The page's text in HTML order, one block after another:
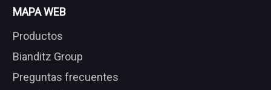
MAPA WEB
Productos
Bianditz Group
Preguntas frecuentes